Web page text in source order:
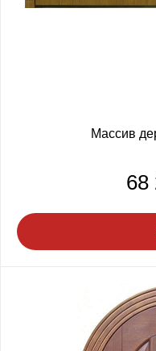
Массив
68